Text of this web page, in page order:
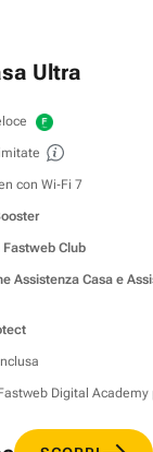
Ultra
con Wi‑Fi 7
Club
Assistenza Casa e
Digital